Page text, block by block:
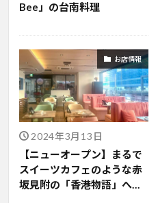
Bee」の台南料理
お店情報
2024年3月13日
【ニューオープン】まるで
スイーツカフェのような赤
坂見附の「香港物語」へ